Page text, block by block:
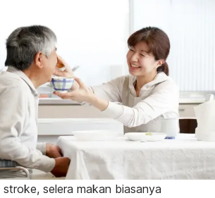
selera makan biasanya